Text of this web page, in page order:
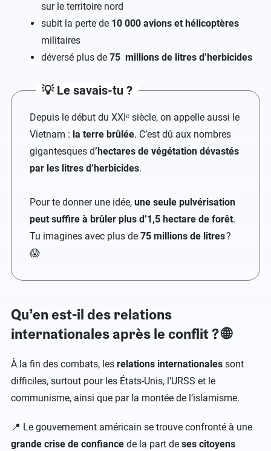
sur le territoire nord
subit la perte de 10 000 avions et hélicoptères
militaires
déversé plus de 75 millions de litres d’herbicides
💡 Le savais-tu ?
Depuis le début du XXIᵉ siècle, on appelle aussi le
Vietnam : la terre brûlée. C’est dû aux nombres
gigantesques d’hectares de végétation dévastés
par les litres d’herbicides.
Pour te donner une idée, une seule pulvérisation
peut suffire à brûler plus d’1,5 hectare de forêt.
Tu imagines avec plus de 75 millions de litres?
😱
Qu’en est-il des relations
internationales après le conflit ? 🌐
À la fin des combats, les relations internationales sont
difficiles, surtout pour les États-Unis, l’URSS et le
communisme, ainsi que par la montée de l’islamisme.
📍 Le gouvernement américain se trouve confronté à une
grande crise de confiance de la part de ses citoyens